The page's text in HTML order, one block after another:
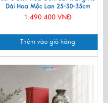
Dài Hoa Mộc Lan 25-30-35cm
MNV-LHGLH03/2
1.490.400 VNĐ
Thêm vào giỏ hàng